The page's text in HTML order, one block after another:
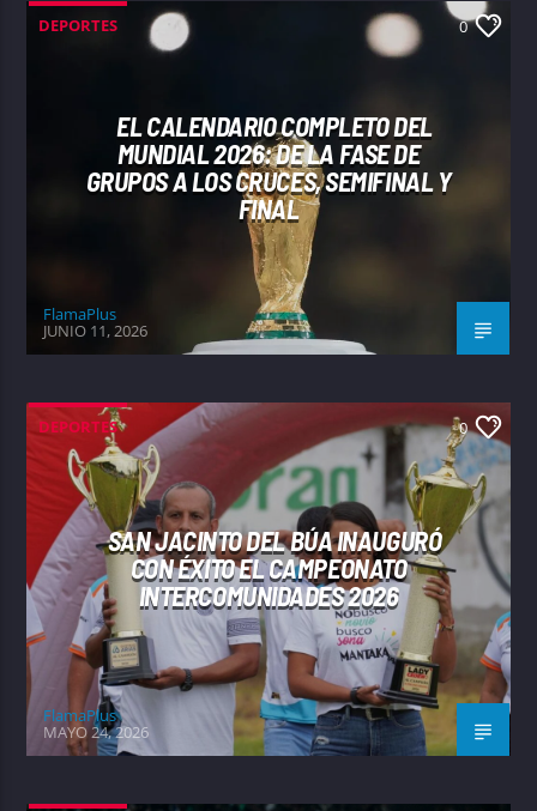
DEPORTES 0
EL CALENDARIO COMPLETO DEL
MUNDIAL 2026: DE LA FASE DE
GRUPOS A LOS CRUCES, SEMIFINAL Y
FINAL
FlamaPlus
JUNIO 11, 2026
DEPORTES 0
SAN JACINTO DEL BÚA INAUGURÓ
CON ÉXITO EL CAMPEONATO
INTERCOMUNIDADES 2026
FlamaPlus
MAYO 24, 2026